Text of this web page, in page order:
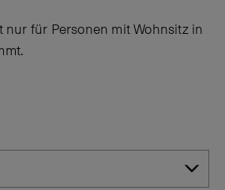
nur für Personen mit Wohnsitz in